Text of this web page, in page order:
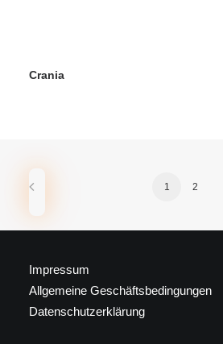
Crania
1 2
Impressum
Allgemeine Geschäftsbedingungen
Datenschutzerklärung